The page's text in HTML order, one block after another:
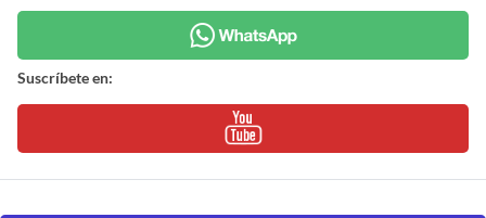
Suscríbete en: